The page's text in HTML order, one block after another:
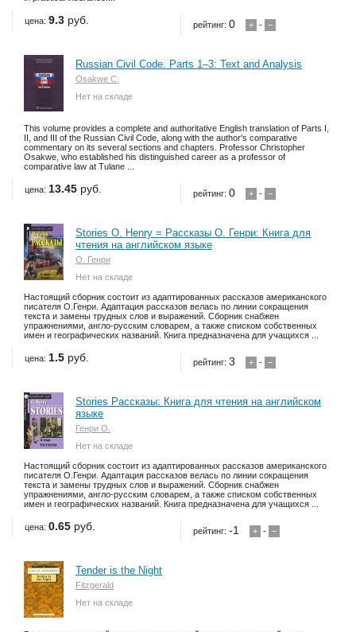
рейтинг:0 + - −
цена: 9.3 руб.
Russian Civil Code. Parts 1–3: Text and Analysis
Osakwe C.
Нет на складе
This volume provides a complete and authoritative English translation of Parts I,
II, and III of the Russian Civil Code, along with the author's comparative
commentary on its several sections and chapters. Professor Christopher
Osakwe, who established his distinguished career as a professor of
comparative law at Tulane ...
рейтинг:0 + - −
цена: 13.45 руб.
Stories O. Henry = Рассказы О. Генри: Книга для
чтения на английском языке
О. Генри
Нет на складе
Настоящий сборник состоит из адаптированных рассказов американского
писателя О.Генри. Адаптация рассказов велась по линии сокращения
текста и замены трудных слов и выражений. Сборник снабжен
упражнениями, англо-русским словарем, а также списком собственных
имен и географических названий. Книга предназначена для учащихся ...
рейтинг:3 + - −
цена: 1.5 руб.
Stories Рассказы: Книга для чтения на английском
языке
Генри О.
Нет на складе
Настоящий сборник состоит из адаптированных рассказов американского
писателя О.Генри. Адаптация рассказов велась по линии сокращения
текста и замены трудных слов и выражений. Сборник снабжен
упражнениями, англо-русским словарем, а также списком собственных
имен и географических названий. Книга предназначена для учащихся ...
рейтинг:-1 + - −
цена: 0.65 руб.
Tender is the Night
Fitzgerald
Нет на складе